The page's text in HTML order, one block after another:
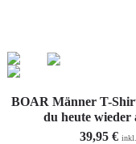
Ausführung
BOAR Männer T-
du heute wieder
39,95 €